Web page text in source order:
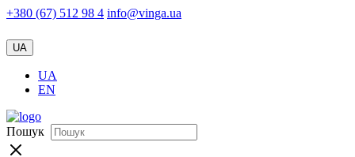
+380 (67) 512 98 4 info@vinga.ua
UA
UA
EN
Пошук